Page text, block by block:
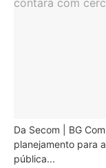
Da Secom | BG
planejamento para
pública...